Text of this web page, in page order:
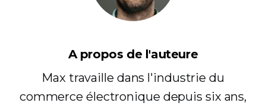
A propos de l'auteure
Max travaille dans l'industrie du
commerce électronique depuis six ans,